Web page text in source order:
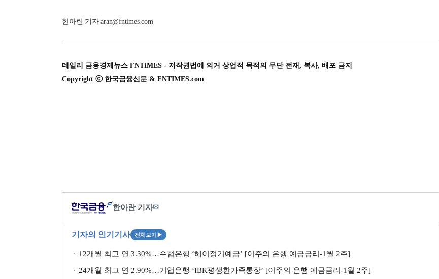
한아란 기자 aran@fntimes.com
데일리 금융경제뉴스 FNTIMES - 저작권법에 의거 상업적 목적의 무단 전재, 복사, 배포 금지
Copyright ⓒ 한국금융신문 & FNTIMES.com
한아란 기자✉
기자의 인기기사 전체보기 ▶
12개월 최고 연 3.30%…수협은행 ‘헤이정기예금’ [이주의 은행 예금금리-1월 2주]
24개월 최고 연 2.90%…기업은행 ‘IBK평생한가족통장’ [이주의 은행 예금금리-1월 2주]